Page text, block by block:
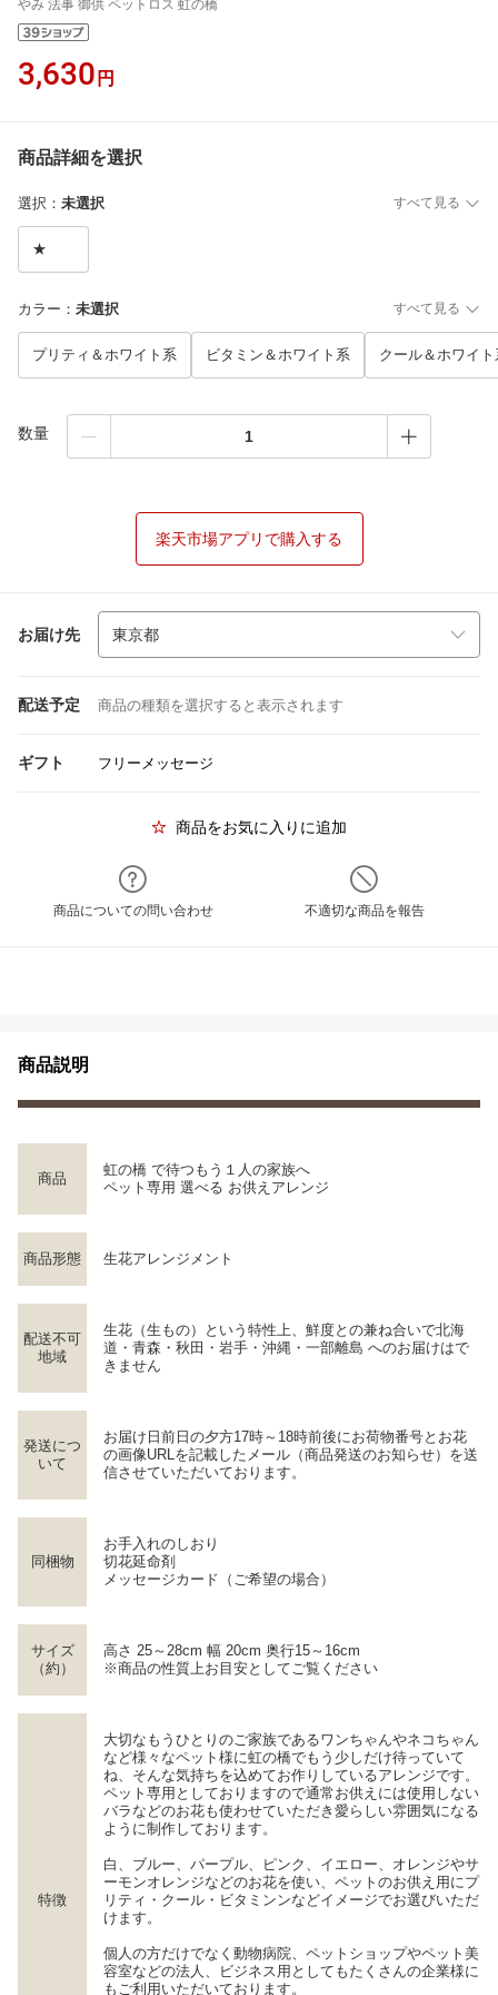
やみ 法事 御供 ペットロス 虹の橋
3,630 円
商品詳細を選択
選択 ： 未選択 すべて見る
★
カラー ： 未選択 すべて見る
プリティ＆ホワイト系 ビタミン＆ホワイト系 クール＆ホワイト
数量
楽天市場アプリで購入する
お届け先
配送予定 商品の種類を選択すると表示されます
ギフト フリーメッセージ
商品をお気に入りに追加
商品についての問い合わせ 不適切な商品を報告
商品説明
商品
虹の橋 で待つもう１人の家族へ
ペット専用 選べる お供えアレンジ
商品形態 生花アレンジメント
配送不可
地域
生花（生もの）という特性上、鮮度との兼ね合いで北海
道・青森・秋田・岩手・沖縄・一部離島 へのお届けはで
きません
発送につ
いて
お届け日前日の夕方17時～18時前後にお荷物番号とお花
の画像URLを記載したメール（商品発送のお知らせ）を送
信させていただいております。
同梱物
お手入れのしおり
切花延命剤
メッセージカード（ご希望の場合）
サイズ
（約）
高さ 25～28cm 幅 20cm 奥行15～16cm
※商品の性質上お目安としてご覧ください
特徴
大切なもうひとりのご家族であるワンちゃんやネコちゃん
など様々なペット様に虹の橋でもう少しだけ待っていて
ね、そんな気持ちを込めてお作りしているアレンジです。
ペット専用としておりますので通常お供えには使用しない
バラなどのお花も使わせていただき愛らしい雰囲気になる
ように制作しております。
白、ブルー、パープル、ピンク、イエロー、オレンジやサ
ーモンオレンジなどのお花を使い、ペットのお供え用にプ
リティ・クール・ビタミンンなどイメージでお選びいただ
けます。
個人の方だけでなく動物病院、ペットショップやペット美
容室などの法人、ビジネス用としてもたくさんの企業様に
もご利用いただいております。